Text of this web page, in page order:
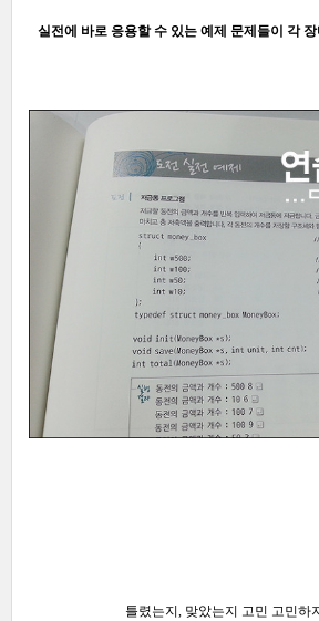
실전에 바로 응용할 수 있는 예제 문제들이 각
틀렸는지, 맞았는지 고민 고민하